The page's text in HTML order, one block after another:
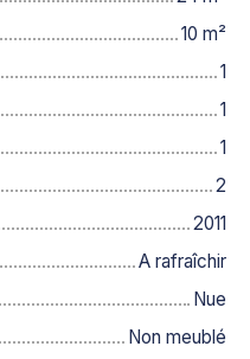
10 m²
1
1
1
2
2011
A rafraîchir
Nue
Non meublé